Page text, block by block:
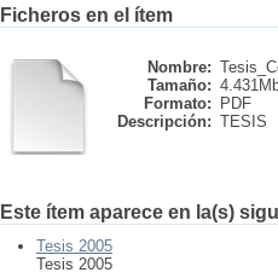
Ficheros en el ítem
Nombre:
Tamaño:
Formato:
PDF
Descripción: TESIS
Este ítem aparece en la(s)
Tesis 2005
Tesis 2005